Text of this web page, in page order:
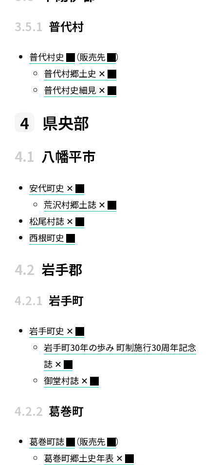
普代村
普代村史 （販売先
）
普代村郷土史 ✕
普代村史細見 ✕
県央部
八幡平市
安代町史 ✕
荒沢村郷土誌 ✕
松尾村誌 ✕
西根町史
岩手郡
岩手町
岩手町史 ✕
岩手町30年の歩み 町制施行30周年記念
誌 ✕
御堂村誌 ✕
葛巻町
葛巻町誌 （販売先
）
葛巻町郷土史年表 ✕